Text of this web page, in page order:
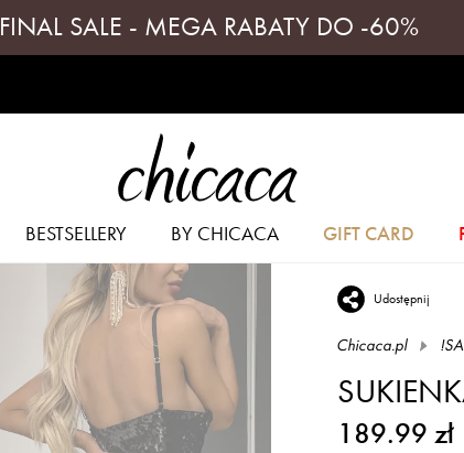
FINAL SALE - MEGA RABATY DO -60%
BESTSELLERY BY CHICACA GIFT CARD
Udostępnij
Chicaca.pl
189.99 zł